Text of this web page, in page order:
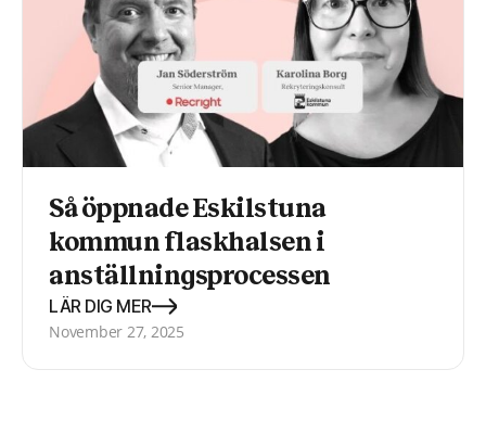
Så öppnade Eskilstuna
kommun flaskhalsen i
anställningsprocessen
LÄR DIG MER
November 27, 2025